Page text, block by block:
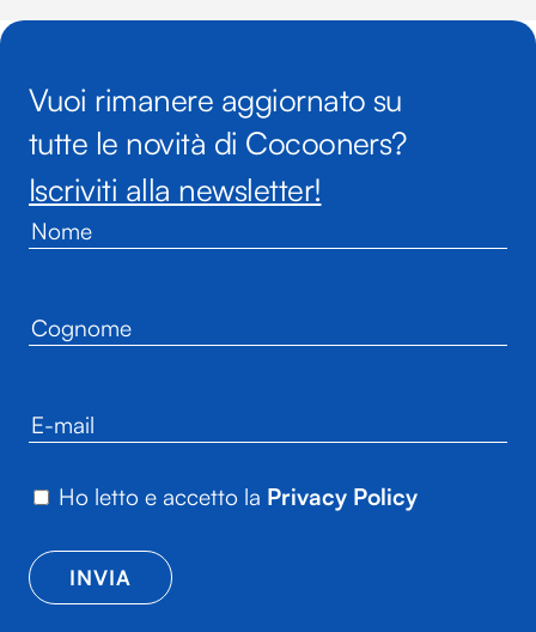
Vuoi rimanere aggiornato su
tutte le novità di Cocooners?
Iscriviti alla newsletter!
Ho letto e accetto la Privacy Policy